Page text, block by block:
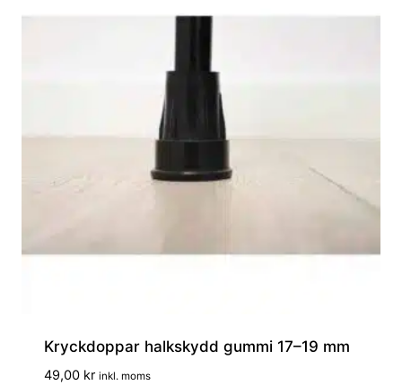
Kryckdoppar halkskydd gummi 17–19 mm
49,00 kr inkl. moms